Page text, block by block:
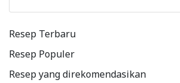
Resep Terbaru
Resep Populer
Resep yang direkomendasikan